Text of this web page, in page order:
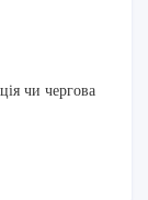
чи чергова